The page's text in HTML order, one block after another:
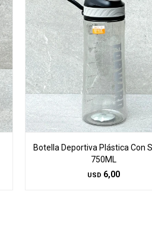
Botella Deportiva Plástica Con
750ML
USD 6,00